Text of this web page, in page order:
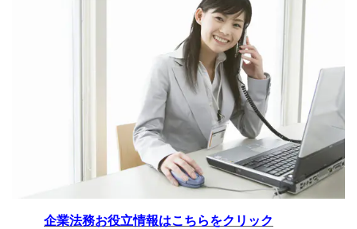
企業法務お役立情報はこちらをクリック